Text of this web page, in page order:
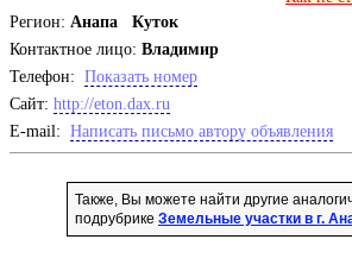
Регион: Анапа Куток
Контактное лицо: Владимир
Телефон: Показать номер
Cайт: http://eton.dax.ru
E-mail: Написать письмо автору объявления
Также, Вы можете найти другие
подрубрике Земельные участки в г.